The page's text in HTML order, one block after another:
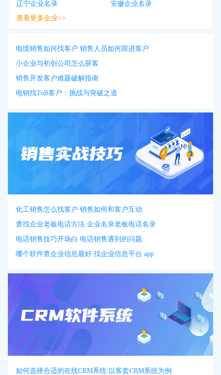
辽宁企业名录
安徽企业名录
查看更多企业>>
电缆销售如何找客户 销售人员如何跟进客户
小企业与初创公司怎么获客
销售开发客户难题破解指南
电销找ToB客户：挑战与突破之道
化工销售怎么找客户 销售如何和客户互动
查找企业老板电话方法 企业名录老板电话名录
电话销售技巧开场白 电话销售遇到的问题
哪个软件查企业信息最好 找企业信息平台 app
如何选择合适的在线CRM系统:以客套CRM系统为例